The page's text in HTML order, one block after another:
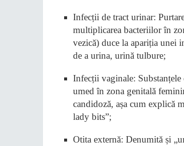
Infecții de tract urinar:
multiplicarea bacteriilor în
vezică) duce la apariția unei
de a urina, urină tulbure;
Infecții vaginale:
umed în zona genitală
candidoză, așa cum explică
lady bits”;
Otita externă: Denumită și